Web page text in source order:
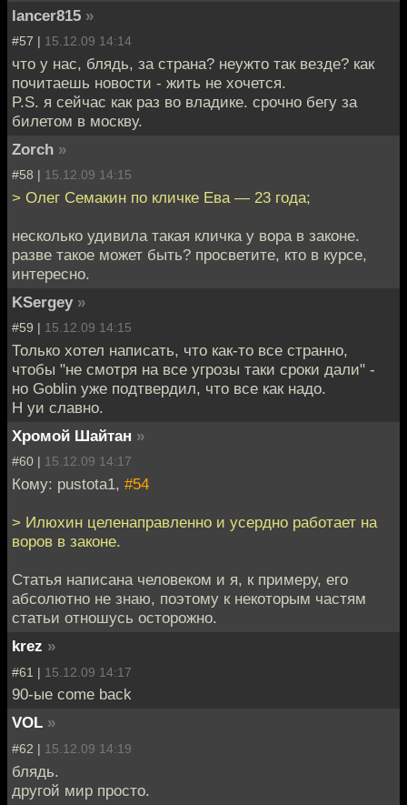
lancer815 »
#57 | 15.12.09 14:14
что у нас, блядь, за страна? неужто так везде? как
почитаешь новости - жить не хочется.
P.S. я сейчас как раз во владике. срочно бегу за
билетом в москву.
Zorch »
#58 | 15.12.09 14:15
> Олег Семакин по кличке Ева — 23 года;
несколько удивила такая кличка у вора в законе.
разве такое может быть? просветите, кто в курсе,
интересно.
KSergey »
#59 | 15.12.09 14:15
Только хотел написать, что как-то все странно,
чтобы "не смотря на все угрозы таки сроки дали" -
но Goblin уже подтвердил, что все как надо.
Н уи славно.
Хромой Шайтан »
#60 | 15.12.09 14:17
Кому: pustota1, #54
> Илюхин целенаправленно и усердно работает на
воров в законе.
Статья написана человеком и я, к примеру, его
абсолютно не знаю, поэтому к некоторым частям
статьи отношусь осторожно.
krez »
#61 | 15.12.09 14:17
90-ые come back
VOL »
#62 | 15.12.09 14:19
блядь.
другой мир просто.